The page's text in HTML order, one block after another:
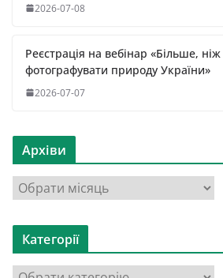
2026-07-08
Реєстрація на вебінар «Більше,
фотографувати природу України»
2026-07-07
Архіви
р
х
в
Категорії